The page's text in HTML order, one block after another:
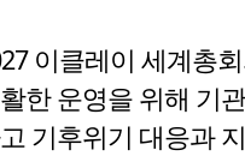
이클레이 세계총
한 운영을 위해 기
기후위기 대응과